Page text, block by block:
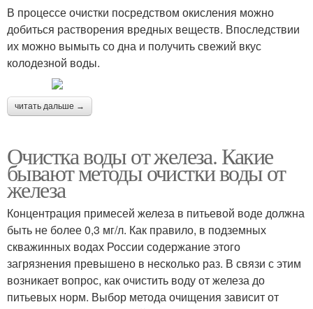
В процессе очистки посредством окисления можно
добиться растворения вредных веществ. Впоследствии
их можно вымыть со дна и получить свежий вкус
колодезной воды.
читать дальше →
Очистка воды от железа. Какие
бывают методы очистки воды от
железа
Концентрация примесей железа в питьевой воде должна
быть не более 0,3 мг/л. Как правило, в подземных
скважинных водах России содержание этого
загрязнения превышено в несколько раз. В связи с этим
возникает вопрос, как очистить воду от железа до
питьевых норм. Выбор метода очищения зависит от